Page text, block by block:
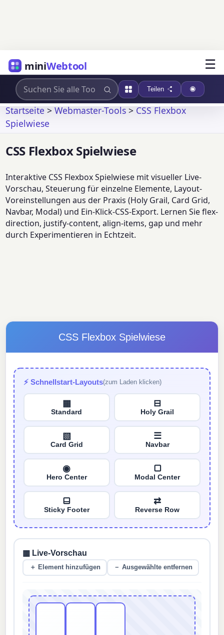
miniWebtool ☰
Teilen
Startseite>Webmaster-Tools>CSS Flexbox
Spielwiese
CSS Flexbox Spielwiese
Interaktive CSS Flexbox Spielwiese mit visueller Live-
Vorschau, Steuerung für einzelne Elemente, Layout-
Voreinstellungen aus der Praxis (Holy Grail, Card Grid,
Navbar, Modal) und Ein-Klick-CSS-Export. Lernen Sie flex-
direction, justify-content, align-items, gap und mehr
durch Experimentieren in Echtzeit.
CSS Flexbox Spielwiese
⚡ Schnellstart-Layouts(zum Laden klicken)
▦
Standard
⊟
Holy Grail
▧
Card Grid
☰
Navbar
◉
Hero Center
▢
Modal Center
⬓
Sticky Footer
⇄
Reverse Row
▦ Live-Vorschau
＋ Element hinzufügen － Ausgewählte entfernen